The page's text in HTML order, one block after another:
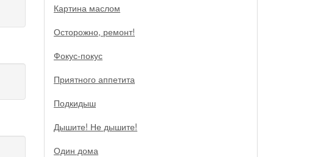
Картина маслом
Осторожно, ремонт!
Фокус-покус
Приятного аппетита
Подкидыш
Дышите! Не дышите!
Один дома